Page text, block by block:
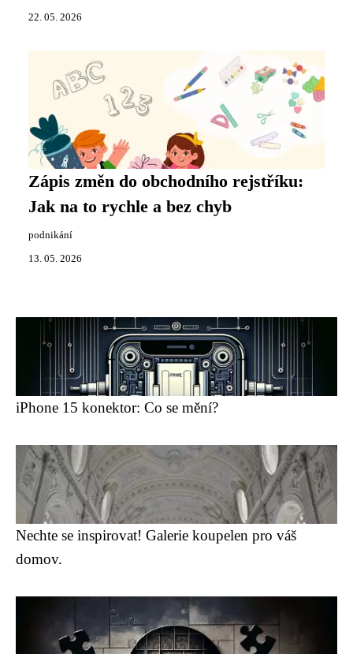
22. 05. 2026
Zápis změn do obchodního rejstříku:
Jak na to rychle a bez chyb
podnikání
13. 05. 2026
iPhone 15 konektor: Co se mění?
Nechte se inspirovat! Galerie koupelen pro váš
domov.